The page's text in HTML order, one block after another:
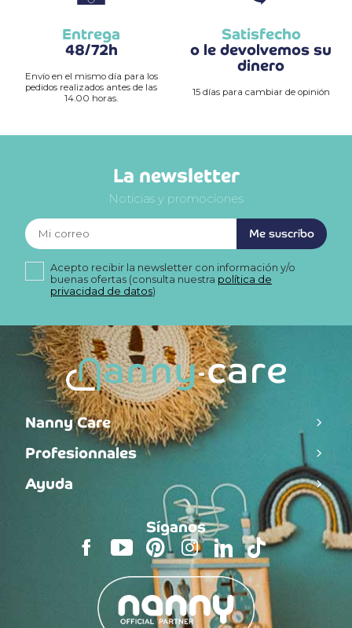
Entrega
48/72h
Envío en el mismo día para los
pedidos realizados antes de las
14.00 horas.
Satisfecho
o le devolvemos su
dinero
15 días para cambiar de opinión
La newsletter
Noticias y promociones
Me suscribo
Acepto recibir la newsletter con información y/o
buenas ofertas (consulta nuestra política de
privacidad de datos)
Nanny Care
Profesionnales
Ayuda
Síganos